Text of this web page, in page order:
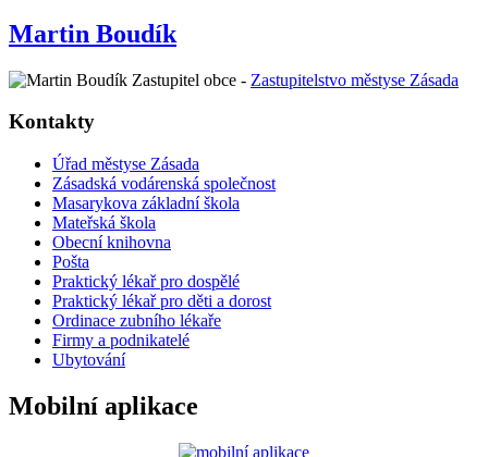
Martin Boudík
Zastupitel obce - Zastupitelstvo městyse Zásada
Kontakty
Úřad městyse Zásada
Zásadská vodárenská společnost
Masarykova základní škola
Mateřská škola
Obecní knihovna
Pošta
Praktický lékař pro dospělé
Praktický lékař pro děti a dorost
Ordinace zubního lékaře
Firmy a podnikatelé
Ubytování
Mobilní aplikace